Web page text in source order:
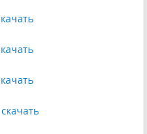
скачать